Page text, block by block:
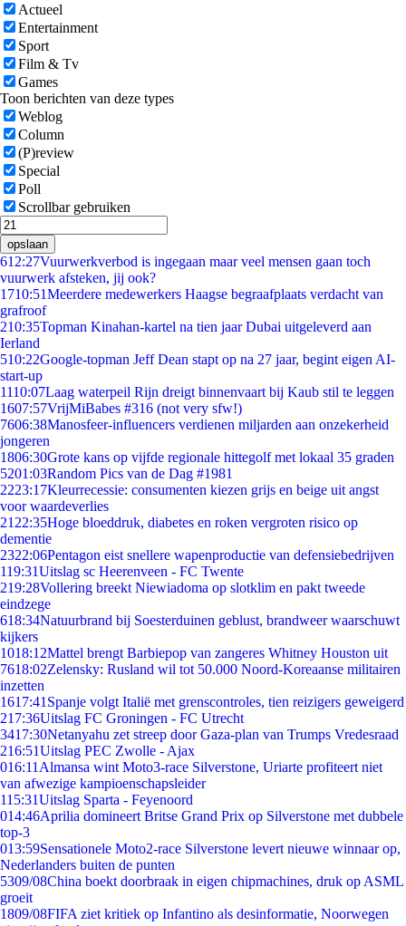
Actueel
Entertainment
Sport
Film & Tv
Games
Toon berichten van deze types
Weblog
Column
(P)review
Special
Poll
Scrollbar gebruiken
opslaan
612:27Vuurwerkverbod is ingegaan maar veel mensen gaan toch
vuurwerk afsteken, jij ook?
1710:51Meerdere medewerkers Haagse begraafplaats verdacht van
grafroof
210:35Topman Kinahan-kartel na tien jaar Dubai uitgeleverd aan
Ierland
510:22Google-topman Jeff Dean stapt op na 27 jaar, begint eigen AI-
start-up
1110:07Laag waterpeil Rijn dreigt binnenvaart bij Kaub stil te leggen
1607:57VrijMiBabes #316 (not very sfw!)
7606:38Manosfeer-influencers verdienen miljarden aan onzekerheid
jongeren
1806:30Grote kans op vijfde regionale hittegolf met lokaal 35 graden
5201:03Random Pics van de Dag #1981
2223:17Kleurrecessie: consumenten kiezen grijs en beige uit angst
voor waardeverlies
21 22:35Hoge bloeddruk, diabetes en roken vergroten risico op
dementie
2322:06Pentagon eist snellere wapenproductie van defensiebedrijven
119:31Uitslag sc Heerenveen - FC Twente
219:28Vollering breekt Niewiadoma op slotklim en pakt tweede
eindzege
618:34Natuurbrand bij Soesterduinen geblust, brandweer waarschuwt
kijkers
1018:12Mattel brengt Barbiepop van zangeres Whitney Houston uit
7618:02Zelensky: Rusland wil tot 50.000 Noord-Koreaanse militairen
inzetten
1617:41 Spanje volgt Italië met grenscontroles, tien reizigers geweigerd
217:36Uitslag FC Groningen - FC Utrecht
3417:30Netanyahu zet streep door Gaza-plan van Trumps Vredesraad
216:51Uitslag PEC Zwolle - Ajax
016:11 Almansa wint Moto3-race Silverstone, Uriarte profiteert niet
van afwezige kampioenschapsleider
115:31Uitslag Sparta - Feyenoord
014:46Aprilia domineert Britse Grand Prix op Silverstone met dubbele
top-3
013:59Sensationele Moto2-race Silverstone levert nieuwe winnaar op,
Nederlanders buiten de punten
5309/08China boekt doorbraak in eigen chipmachines, druk op ASML
groeit
1809/08FIFA ziet kritiek op Infantino als desinformatie, Noorwegen